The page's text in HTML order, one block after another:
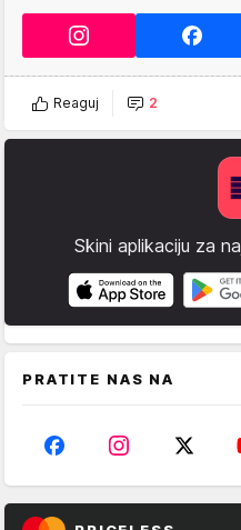
Reaguj 2
Skini aplikaciju za
PRATITE NAS NA